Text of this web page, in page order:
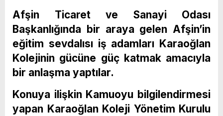
Afşin Ticaret ve Sanayi Odası
Başkanlığında bir araya gelen Afşin’in
eğitim sevdalısı iş adamları Karaoğlan
Kolejinin gücüne güç katmak amacıyla
bir anlaşma yaptılar.
Konuya ilişkin Kamuoyu bilgilendirmesi
yapan Karaoğlan Koleji Yönetim Kurulu